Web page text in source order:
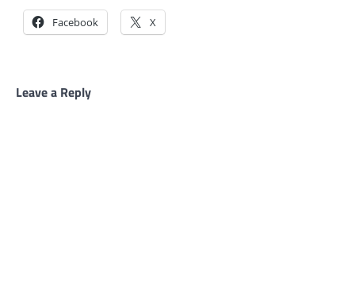
Facebook X
Leave a Reply